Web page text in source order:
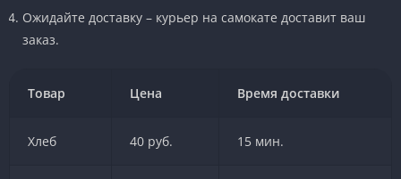
Ожидайте доставку – курьер на самокате доставит ваш
заказ.
Товар Цена Время доставки
Хлеб 40 руб. 15 мин.